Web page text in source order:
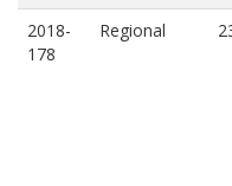
2018-
178
Regional